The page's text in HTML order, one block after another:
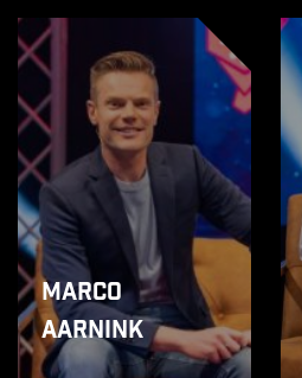
Marco
Aarnink